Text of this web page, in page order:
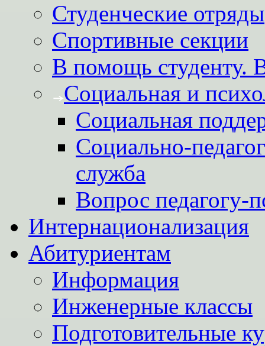
Студенческие отряды
Спортивные секции
В помощь студенту.
Социальная и
Социальная
Социально-
служба
Вопрос педагогу-
Интернационализация
Абитуриентам
Информация
Инженерные классы
Подготовительные